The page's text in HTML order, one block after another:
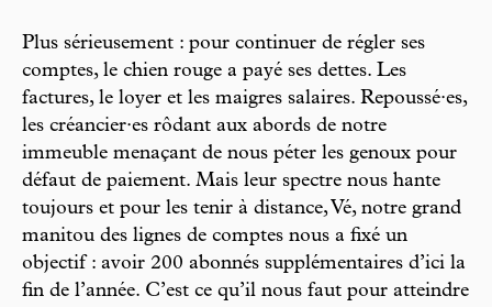
Plus sérieusement : pour continuer de régler ses
comptes, le chien rouge a payé ses dettes. Les
factures, le loyer et les maigres salaires. Repoussé·es,
les créancier·es rôdant aux abords de notre
immeuble menaçant de nous péter les genoux pour
défaut de paiement. Mais leur spectre nous hante
toujours et pour les tenir à distance, Vé, notre grand
manitou des lignes de comptes nous a fixé un
objectif : avoir 200 abonnés supplémentaires d’ici la
fin de l’année. C’est ce qu’il nous faut pour atteindre